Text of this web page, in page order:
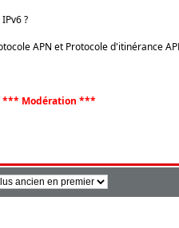
?
APN et Protocole d'itinérance
Modération ***